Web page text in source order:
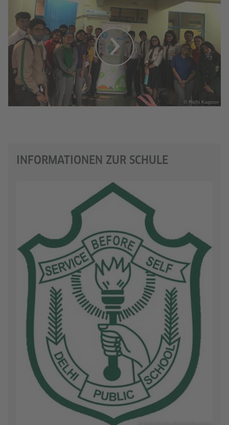
© Richi Kapoor
INFORMATIONEN ZUR SCHULE